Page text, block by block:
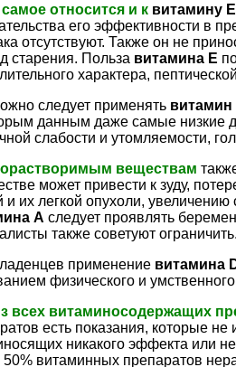
относится и к витамину Е
его эффективности в
отсутствуют. Также он не
старения. Польза витамина Е
характера,
следует применять витамин
данным даже самые низкие
слабости и утомляемости,
веществам
может привести к зуду,
и их легкой опухоли,
А следует проявлять
также советуют ограничить.
применение витамина
физического и
всех витаминосодержащих
есть показания, которые
никакого эффекта или
50% витаминных препаратов